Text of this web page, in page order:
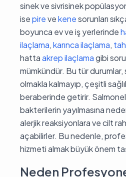
sinek ve sivrisinek
isepirevekenesorunları
boyunca ev ve iş yerlerinde
ilaçlama,karınca ilaçlama,
hattaakrep ilaçlamagibi
mümkündür. Bu tür
olmakla kalmayıp, çeşitli
beraberinde getirir.
bakterilerin yayılmasına
alerjik reaksiyonlara ve cilt
açabilirler. Bu nedenle,
hizmeti almak büyük önem
Neden